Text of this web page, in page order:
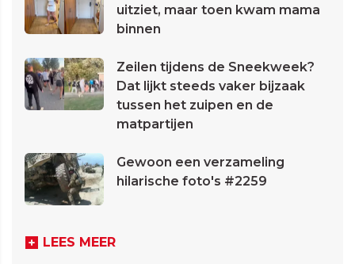
uitziet, maar toen kwam mama
binnen
Zeilen tijdens de Sneekweek?
Dat lijkt steeds vaker bijzaak
tussen het zuipen en de
matpartijen
Gewoon een verzameling
hilarische foto's #2259
LEES MEER